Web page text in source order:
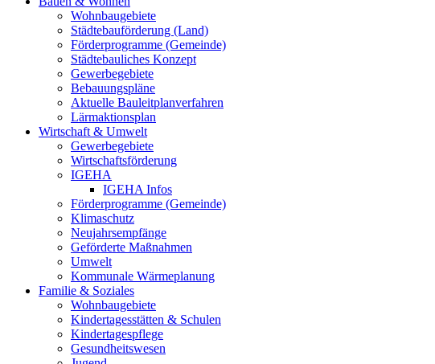
Wohnbaugebiete
Städtebauförderung (Land)
Förderprogramme (Gemeinde)
Städtebauliches Konzept
Gewerbegebiete
Bebauungspläne
Aktuelle Bauleitplanverfahren
Lärmaktionsplan
Wirtschaft & Umwelt
Gewerbegebiete
Wirtschaftsförderung
IGEHA
IGEHA Infos
Förderprogramme (Gemeinde)
Klimaschutz
Neujahrsempfänge
Geförderte Maßnahmen
Umwelt
Kommunale Wärmeplanung
Familie & Soziales
Wohnbaugebiete
Kindertagesstätten & Schulen
Kindertagespflege
Gesundheitswesen